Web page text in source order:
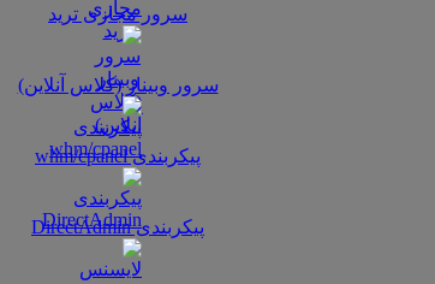
سرور مجازی ترید
سرور وبینار (کلاس آنلاین)
پیکربندی whm/cpanel
پیکربندی DirectAdmin